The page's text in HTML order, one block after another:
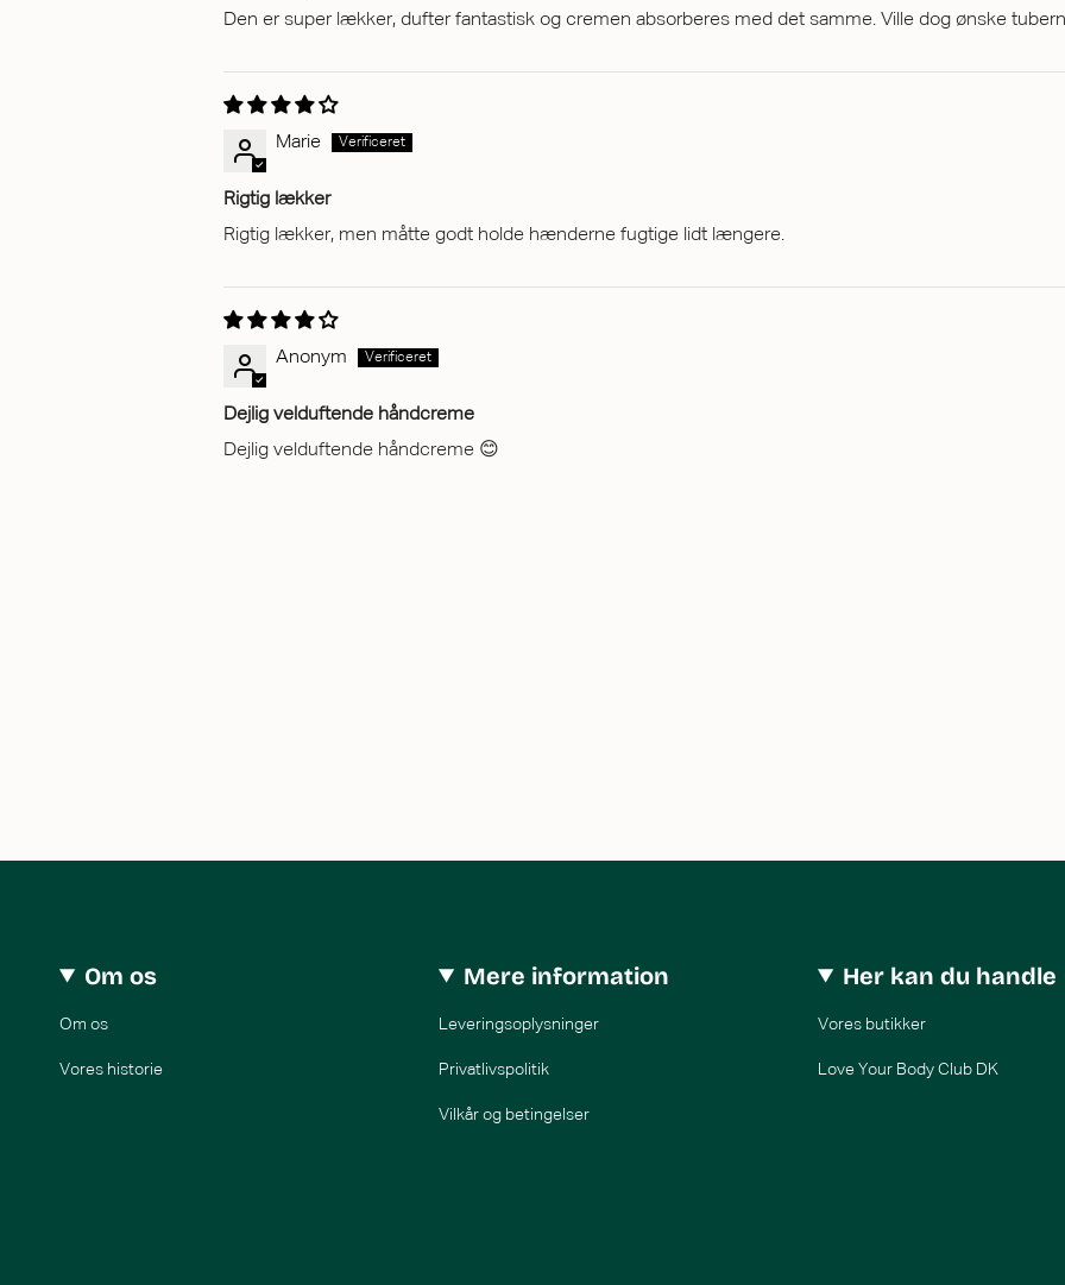
Den er super lækker, dufter fantastisk og cremen absorberes med det samme. Ville dog ønske
Marie
Rigtig lækker
Rigtig lækker, men måtte godt holde hænderne fugtige lidt længere.
Anonym
Dejlig velduftende håndcreme
Dejlig velduftende håndcreme 😊
Om os
Om os
Vores historie
Mere information
Leveringsoplysninger
Privatlivspolitik
Vilkår og betingelser
Her kan du handle
Vores butikker
Love Your Body Club DK